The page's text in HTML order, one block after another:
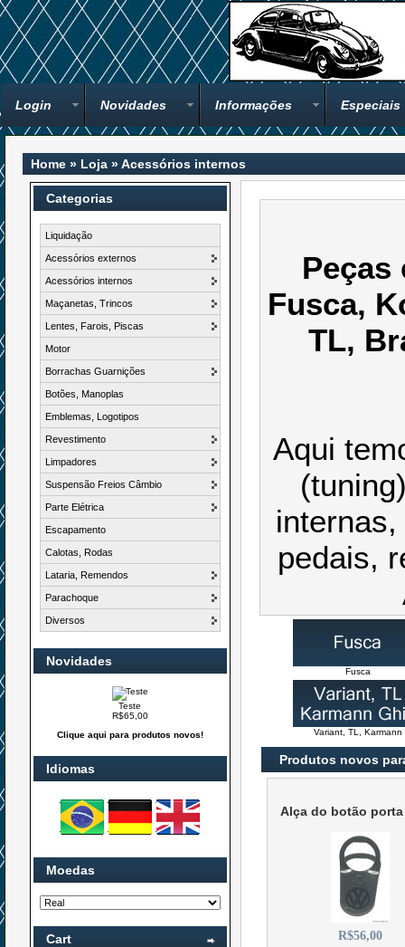
Login Novidades Informações Especiais
Home » Loja »Acessórios internos
Categorias
Liquidação
Acessórios externos
Acessórios internos
Maçanetas, Trincos
Lentes, Farois, Piscas
Motor
Borrachas Guarnições
Botões, Manoplas
Emblemas, Logotipos
Revestimento
Limpadores
Suspensão Freios Câmbio
Parte Elétrica
Escapamento
Calotas, Rodas
Lataria, Remendos
Parachoque
Diversos
Novidades
Teste
R$65,00
Clique aqui para produtos novos!
Idiomas
Moedas
Cart
Fusca,
TL,
Aqui
pedais,
Fusca
Variant, TL, Karmann
Produtos novos
Alça do botão
R$56,00